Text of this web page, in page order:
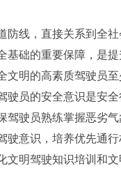
线，直接关系到全
础的重要保障，是
明的高素质驾驶员
员的安全意识是安
驶员熟练掌握恶劣
驶意识，培养优先通
明驾驶知识培训和